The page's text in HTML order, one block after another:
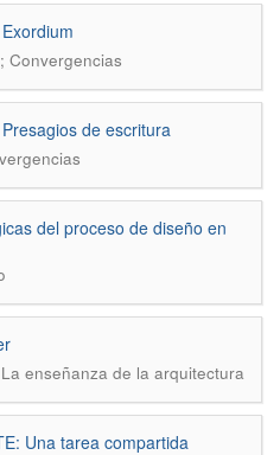
Convergencias
de escritura
del proceso de diseño en
enseñanza de la arquitectura
Una tarea compartida